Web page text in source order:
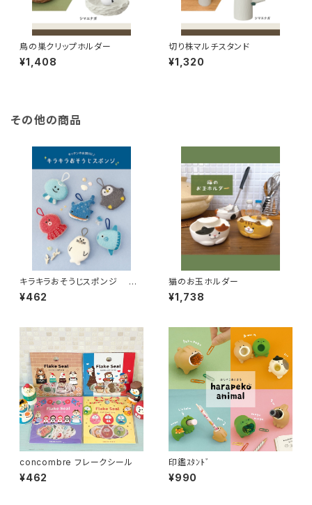
鳥の巣クリップホルダー
¥1,408
切り株マルチスタンド
¥1,320
その他の商品
キラキラおそうじスポンジ 水
族館
¥462
猫のお玉ホルダー
¥1,738
concombre フレークシール
¥462
印鑑ｽﾀﾝﾄﾞ
¥990